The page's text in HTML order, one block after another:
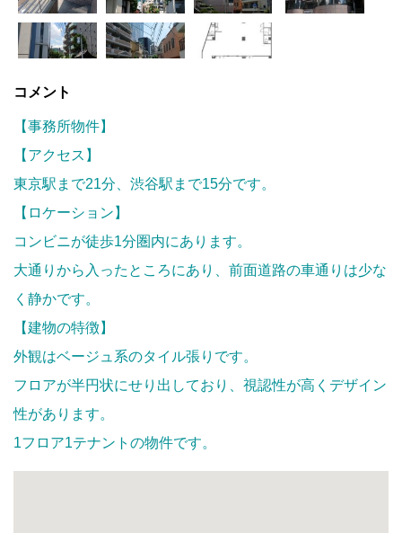
コメント
【事務所物件】
【アクセス】
東京駅まで21分、渋谷駅まで15分です。
【ロケーション】
コンビニが徒歩1分圏内にあります。
大通りから入ったところにあり、前面道路の車通りは少な
く静かです。
【建物の特徴】
外観はベージュ系のタイル張りです。
フロアが半円状にせり出しており、視認性が高くデザイン
性があります。
1フロア1テナントの物件です。